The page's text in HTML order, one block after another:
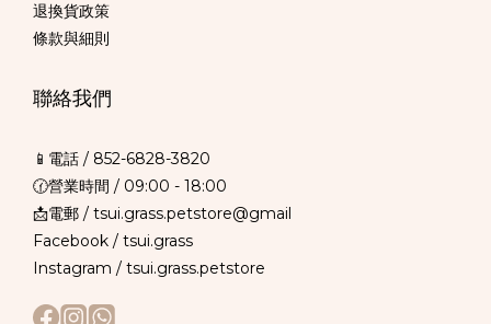
退換貨政策
條款與細則
聯絡我們
📱電話 / 852-6828-3820
🕜營業時間 / 09:00 - 18:00
📩電郵 / tsui.grass.petstore@gmail
Facebook / tsui.grass
Instagram / tsui.grass.petstore